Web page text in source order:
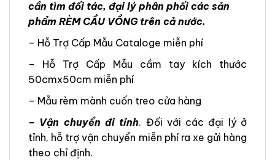
cần tìm đối tác, đại lý phân phối các sản
phẩm RÈM CẦU VỒNG trên cả nước.
– Hỗ Trợ Cấp Mẫu Cataloge miễn phí
– Hỗ Trợ Cấp Mẫu cầm tay kích thước
50cmx50cm miễn phí
– Mẫu rèm mành cuốn treo cửa hàng
– Vận chuyển đi tỉnh. Đối với các đại lý ở
tỉnh, hỗ trợ vận chuyển miễn phí ra xe gửi hàng
theo chỉ định.